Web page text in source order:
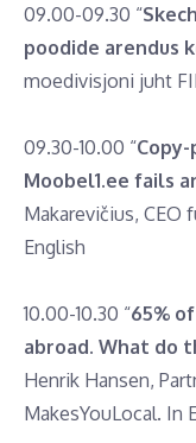
09.00-09.30 “
poodide arendus
moedivisjoni juht
09.30-10.00 “
Moobel1.ee fails
Makarevičius, CEO
English
10.00-10.30 “65%
abroad. What do
Henrik Hansen,
MakesYouLocal. In